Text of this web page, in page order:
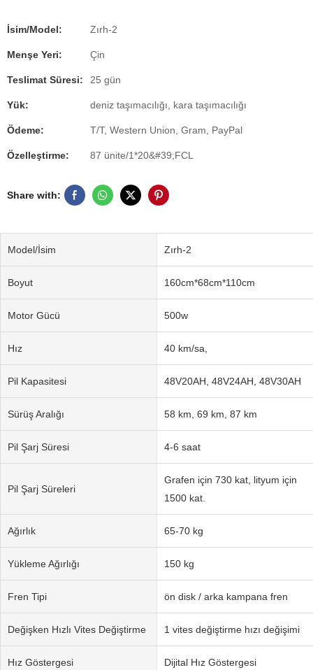
İsim/Model: Zırh-2
Menşe Yeri: Çin
Teslimat Süresi: 25 gün
Yük: deniz taşımacılığı, kara taşımacılığı
Ödeme: T/T, Western Union, Gram, PayPal
Özelleştirme: 87 ünite/1*20&#39;FCL
Share with:
Model/İsim Zırh-2
Boyut 160cm*68cm*110cm
Motor Gücü 500w
Hız 40 km/sa,
Pil Kapasitesi 48V20AH, 48V24AH, 48V30AH
Sürüş Aralığı 58 km, 69 km, 87 km
Pil Şarj Süresi 4-6 saat
Pil Şarj Süreleri
Grafen için 730 kat, lityum için
1500 kat.
Ağırlık 65-70 kg
Yükleme Ağırlığı 150 kg
Fren Tipi ön disk / arka kampana fren
Değişken Hızlı Vites Değiştirme 1 vites değiştirme hızı değişimi
Hız Göstergesi Dijital Hız Göstergesi